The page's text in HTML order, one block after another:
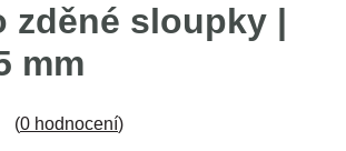
zděné sloupky |
mm
(0 hodnocení)